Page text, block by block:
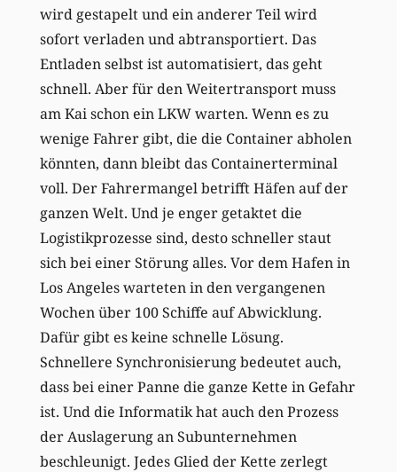
wird gestapelt und ein anderer Teil wird
sofort verladen und abtransportiert. Das
Entladen selbst ist automatisiert, das geht
schnell. Aber für den Weitertransport muss
am Kai schon ein LKW warten. Wenn es zu
wenige Fahrer gibt, die die Container abholen
könnten, dann bleibt das Containerterminal
voll. Der Fahrermangel betrifft Häfen auf der
ganzen Welt. Und je enger getaktet die
Logistikprozesse sind, desto schneller staut
sich bei einer Störung alles. Vor dem Hafen in
Los Angeles warteten in den vergangenen
Wochen über 100 Schiffe auf Abwicklung.
Dafür gibt es keine schnelle Lösung.
Schnellere Synchronisierung bedeutet auch,
dass bei einer Panne die ganze Kette in Gefahr
ist. Und die Informatik hat auch den Prozess
der Auslagerung an Subunternehmen
beschleunigt. Jedes Glied der Kette zerlegt